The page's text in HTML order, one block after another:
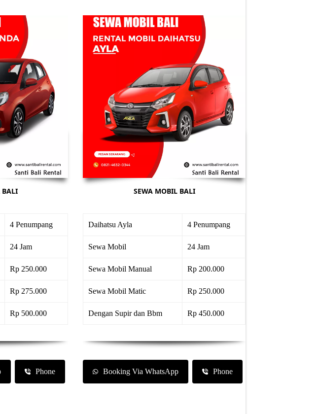
BALI
4 Penumpang
24 Jam
Rp 250.000
Rp 275.000
Rp 500.000
Phone
SEWA MOBIL BALI
Daihatsu Ayla 4 Penumpang
Sewa Mobil 24 Jam
Sewa Mobil Manual Rp 200.000
Sewa Mobil Matic Rp 250.000
Dengan Supir dan Bbm Rp 450.000
Booking Via WhatsApp Phone